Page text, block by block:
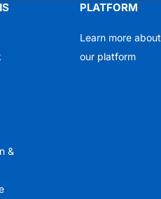
&
PLATFORM
Learn more about
our platform